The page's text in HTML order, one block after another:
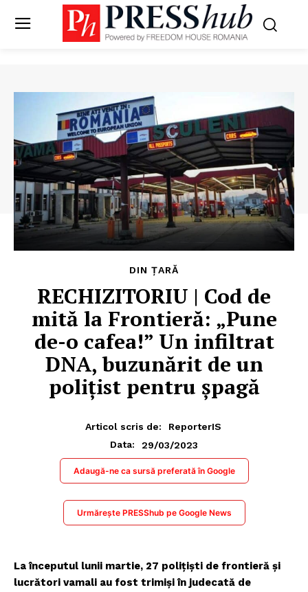
DIN ȚARĂ
RECHIZITORIU | Cod de
mită la Frontieră: „Pune
de-o cafea!” Un infiltrat
DNA, buzunărit de un
polițist pentru șpagă
Articol scris de:
ReporterIS
Data:
29/03/2023
Adaugă-ne ca sursă preferată în Google
Urmărește PRESShub pe Google News
La începutul lunii martie, 27 polițiști de frontieră și
lucrători vamali au fost trimiși în judecată de